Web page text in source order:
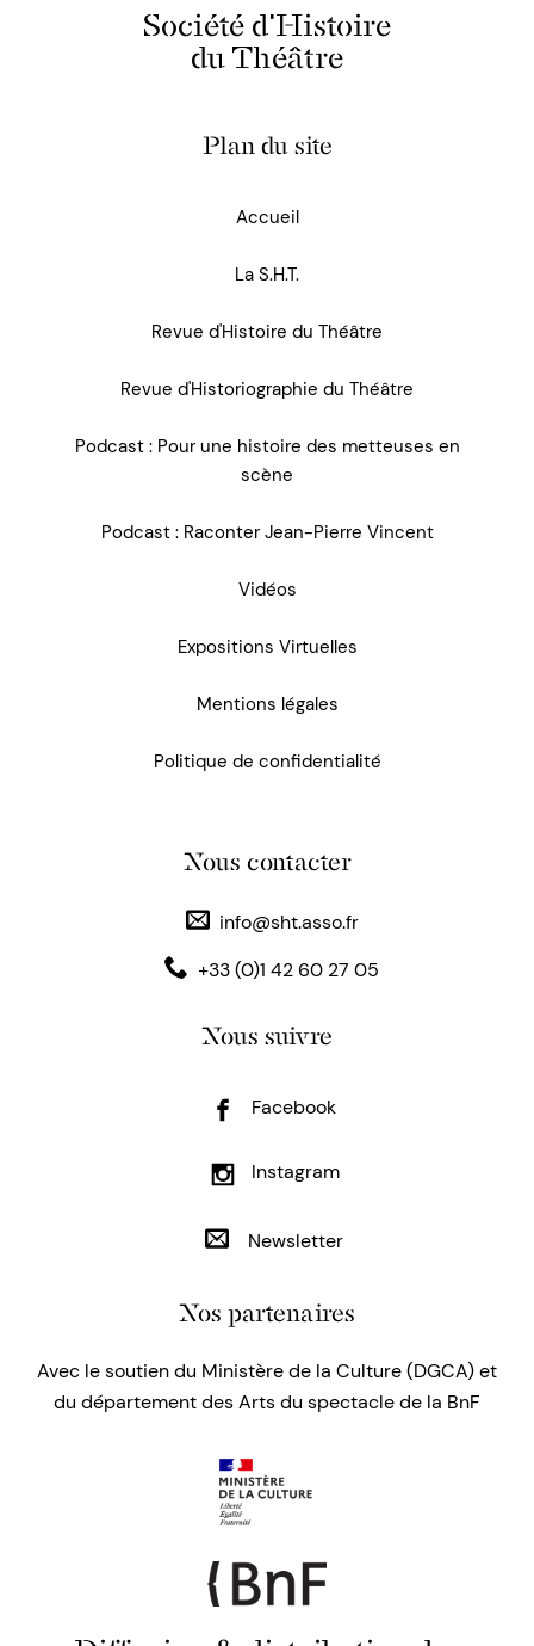
Société d'Histoire
du Théâtre
Plan du site
Accueil
La S.H.T.
Revue d'Histoire du Théâtre
Revue d'Historiographie du Théâtre
Podcast : Pour une histoire des metteuses en
scène
Podcast : Raconter Jean-Pierre Vincent
Vidéos
Expositions Virtuelles
Mentions légales
Politique de confidentialité
Nous contacter
info@sht.asso.fr
+33 (0)1 42 60 27 05
Nous suivre
Facebook
Instagram
Newsletter
Nos partenaires
Avec le soutien du Ministère de la Culture (DGCA) et
du département des Arts du spectacle de la BnF